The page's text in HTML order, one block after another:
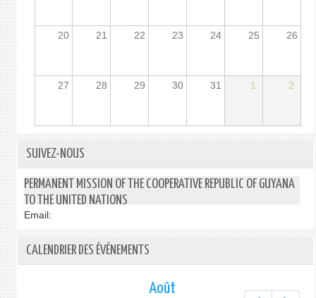
20 21 22 23 24 25 26
27 28 29 30 31 1 2
SUIVEZ-NOUS
PERMANENT MISSION OF THE COOPERATIVE REPUBLIC OF GUYANA
TO THE UNITED NATIONS
Email:
CALENDRIER DES ÉVÉNEMENTS
Août